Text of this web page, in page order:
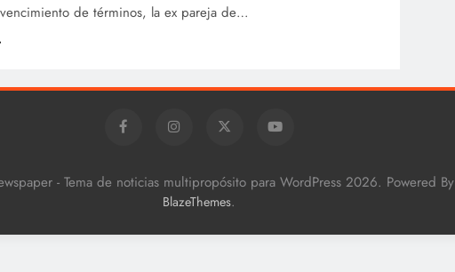
de términos, la ex pareja de…
- Tema de noticias multipropósito para WordPress 2026. Powered By
BlazeThemes.